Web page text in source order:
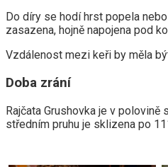
Do díry se hodí hrst popela
zasazena, hojně napojena pod
Vzdálenost mezi keři by měla
Doba zrání
Rajčata Grushovka je v polovině
středním pruhu je sklizena po